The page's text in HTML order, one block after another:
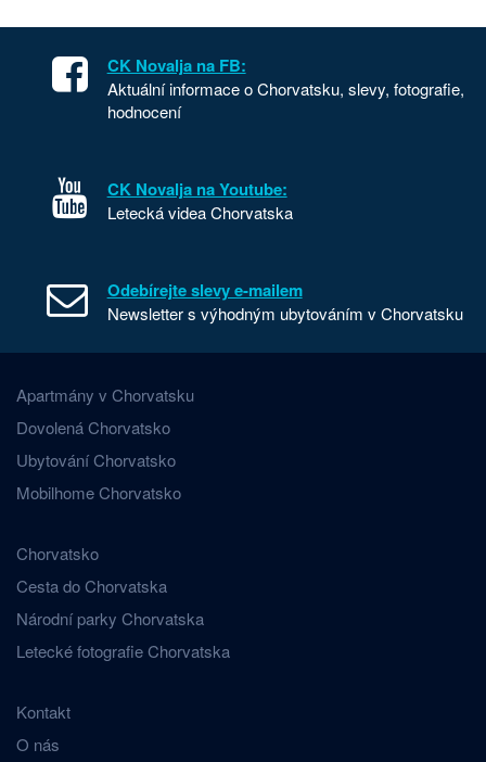
CK Novalja na FB:
Aktuální informace o Chorvatsku, slevy, fotografie,
hodnocení
CK Novalja na Youtube:
Letecká videa Chorvatska
Odebírejte slevy e-mailem
Newsletter s výhodným ubytováním v Chorvatsku
Apartmány v Chorvatsku
Dovolená Chorvatsko
Ubytování Chorvatsko
Mobilhome Chorvatsko
Chorvatsko
Cesta do Chorvatska
Národní parky Chorvatska
Letecké fotografie Chorvatska
Kontakt
O nás